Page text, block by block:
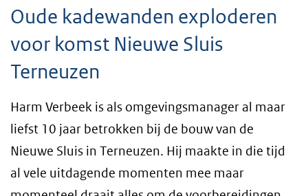
Oude kadewanden exploderen
voor komst Nieuwe Sluis
Terneuzen
Harm Verbeek is als omgevingsmanager al maar
liefst 10 jaar betrokken bij de bouw van de
Nieuwe Sluis in Terneuzen. Hij maakte in die tijd
al vele uitdagende momenten mee maar